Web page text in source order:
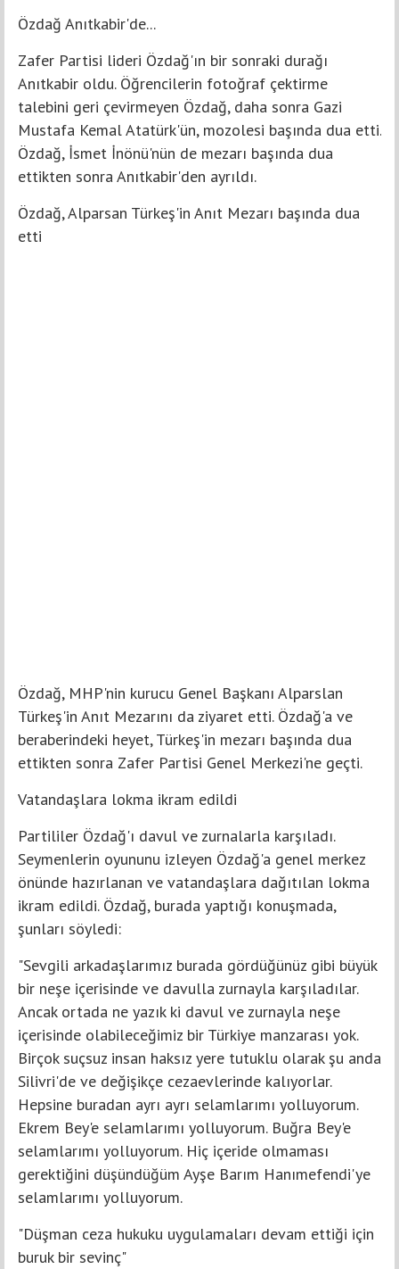
Özdağ Anıtkabir'de...
Zafer Partisi lideri Özdağ'ın bir sonraki durağı
Anıtkabir oldu. Öğrencilerin fotoğraf çektirme
talebini geri çevirmeyen Özdağ, daha sonra Gazi
Mustafa Kemal Atatürk'ün, mozolesi başında dua etti.
Özdağ, İsmet İnönü'nün de mezarı başında dua
ettikten sonra Anıtkabir'den ayrıldı.
Özdağ, Alparsan Türkeş'in Anıt Mezarı başında dua
etti
Özdağ, MHP'nin kurucu Genel Başkanı Alparslan
Türkeş'in Anıt Mezarını da ziyaret etti. Özdağ'a ve
beraberindeki heyet, Türkeş'in mezarı başında dua
ettikten sonra Zafer Partisi Genel Merkezi'ne geçti.
Vatandaşlara lokma ikram edildi
Partililer Özdağ'ı davul ve zurnalarla karşıladı.
Seymenlerin oyununu izleyen Özdağ'a genel merkez
önünde hazırlanan ve vatandaşlara dağıtılan lokma
ikram edildi. Özdağ, burada yaptığı konuşmada,
şunları söyledi:
"Sevgili arkadaşlarımız burada gördüğünüz gibi büyük
bir neşe içerisinde ve davulla zurnayla karşıladılar.
Ancak ortada ne yazık ki davul ve zurnayla neşe
içerisinde olabileceğimiz bir Türkiye manzarası yok.
Birçok suçsuz insan haksız yere tutuklu olarak şu anda
Silivri'de ve değişikçe cezaevlerinde kalıyorlar.
Hepsine buradan ayrı ayrı selamlarımı yolluyorum.
Ekrem Bey'e selamlarımı yolluyorum. Buğra Bey'e
selamlarımı yolluyorum. Hiç içeride olmaması
gerektiğini düşündüğüm Ayşe Barım Hanımefendi'ye
selamlarımı yolluyorum.
"Düşman ceza hukuku uygulamaları devam ettiği için
buruk bir sevinç"